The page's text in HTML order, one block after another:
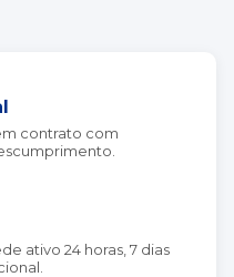
contrato com
ativo 24 horas, 7 dias